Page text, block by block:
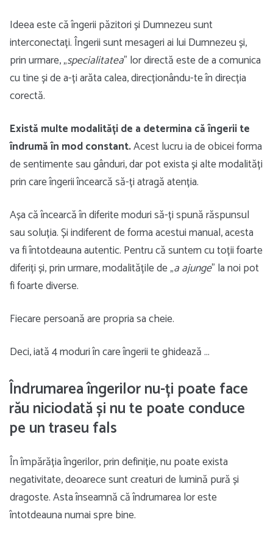
Ideea este că îngerii păzitori și Dumnezeu sunt
interconectați. Îngerii sunt mesageri ai lui Dumnezeu și,
prin urmare, „specialitatea” lor directă este de a comunica
cu tine și de a-ți arăta calea, direcționându-te în direcția
corectă.
Există multe modalități de a determina că îngerii te
îndrumă în mod constant.Acest lucru ia de obicei forma
de sentimente sau gânduri, dar pot exista și alte modalități
prin care îngerii încearcă să-ți atragă atenția.
Așa că încearcă în diferite moduri să-ți spună răspunsul
sau soluția. Și indiferent de forma acestui manual, acesta
va fi întotdeauna autentic. Pentru că suntem cu toții foarte
diferiți și, prin urmare, modalitățile de „a ajunge” la noi pot
fi foarte diverse.
Fiecare persoană are propria sa cheie.
Deci, iată 4 moduri în care îngerii te ghidează …
Îndrumarea îngerilor nu-ți poate face
rău niciodată și nu te poate conduce
pe un traseu fals
În împărăția îngerilor, prin definiție, nu poate exista
negativitate, deoarece sunt creaturi de lumină pură și
dragoste. Asta înseamnă că îndrumarea lor este
întotdeauna numai spre bine.